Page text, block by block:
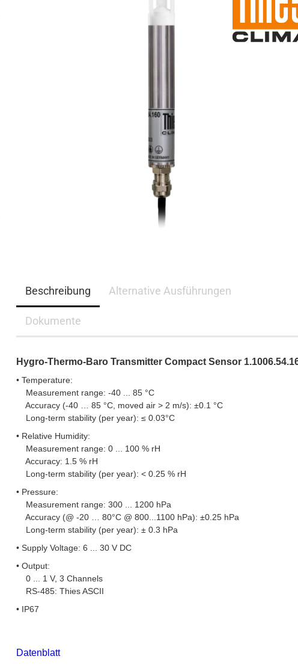
Beschreibung Alternative Ausführungen
Dokumente
Hygro-Thermo-Baro Transmitter Compact Sensor
• Temperature:
Measurement range: -40 ... 85 °C
Accuracy (-40 … 85 °C, moved air > 2 m/s): ±0.1 °C
Long-term stability (per year): ≤ 0.03°C
• Relative Humidity:
Measurement range: 0 ... 100 % rH
Accuracy: 1.5 % rH
Long-term stability (per year): < 0.25 % rH
• Pressure:
Measurement range: 300 ... 1200 hPa
Accuracy (@ -20 … 80°C @ 800...1100 hPa): ±0.25 hPa
Long-term stability (per year): ± 0.3 hPa
• Supply Voltage: 6 ... 30 V DC
• Output:
0 ... 1 V, 3 Channels
RS-485: Thies ASCII
• IP67
Datenblatt